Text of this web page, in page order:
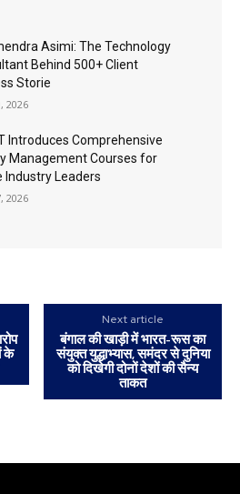
Asimi: The Technology
Behind 500+ Client
Storie
2026
Introduces Comprehensive
Management Courses for
Industry Leaders
2026
के
Next article
बंगाल की खाड़ी में भारत-रूस का
संयुक्त युद्धाभ्यास, समंदर से दुनिया
को दिखेगी दोनों देशों की सैन्य
ताकत